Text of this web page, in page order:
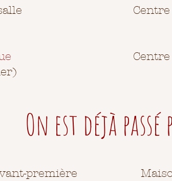
On est déjà
première